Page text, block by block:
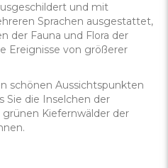
und mit
Sprachen ausgestattet,
der Fauna und Flora der
Ereignisse von größerer
schönen Aussichtspunkten
Sie die Inselchen der
Kiefernwälder der